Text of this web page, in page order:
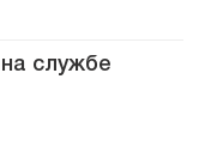
службе